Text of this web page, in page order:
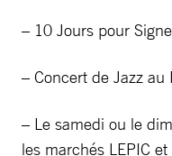
– 10 Jours pour
– Concert de Jazz au
– Le samedi ou le
les marchés LEPIC